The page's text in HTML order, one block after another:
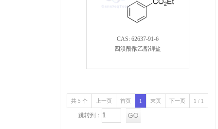
CAS: 62637-91-6
四溴酚酞乙酯钾盐
共 5 个 上一页 首页 1 末页 下一页 1 / 1
跳转到：